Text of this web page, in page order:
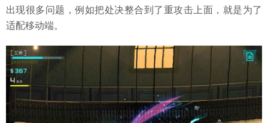
出现很多问题，例如把处决整合到了重攻击上面，就是为了
适配移动端。